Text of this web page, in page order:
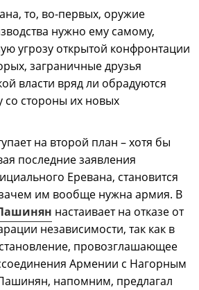
то, во-первых, оружие
нужно ему самому,
угрозу открытой конфронтации
заграничные друзья
власти вряд ли обрадуются
со стороны их новых
на второй план – хотя бы
последние заявления
Еревана, становится
им вообще нужна армия. В
настаивает на отказе от
независимости, так как в
провозглашающее
Армении с Нагорным
напомним, предлагал